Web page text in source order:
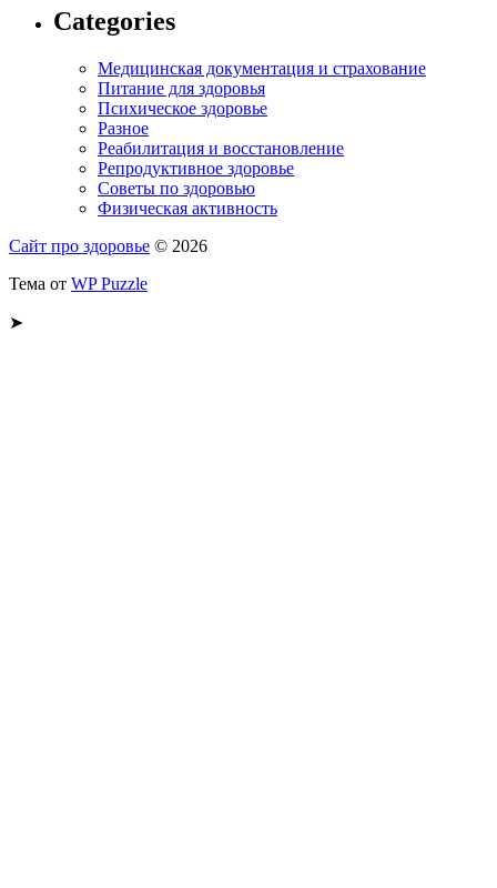
Categories
Медицинская документация и страхование
Питание для здоровья
Психическое здоровье
Разное
Реабилитация и восстановление
Репродуктивное здоровье
Советы по здоровью
Физическая активность
Сайт про здоровье © 2026
Тема от WP Puzzle
➤